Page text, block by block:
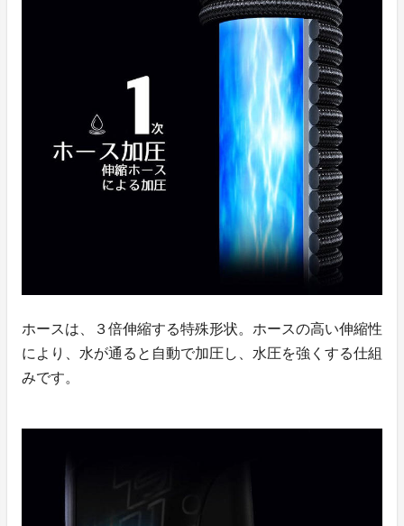
ホースは、
３倍伸縮する特殊形状。ホースの高い伸縮性
により、水が通ると自動で加圧し、水圧を強くする仕組
みです。